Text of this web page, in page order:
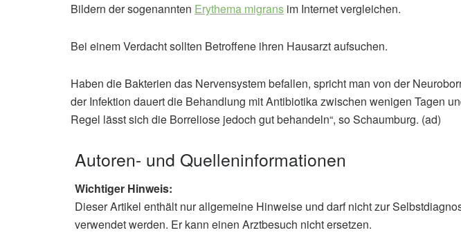
Bildern der sogenannten Erythema migrans im Internet vergleichen.
Bei einem Verdacht sollten Betroffene ihren Hausarzt aufsuchen.
Haben die Bakterien das Nervensystem befallen, spricht man von der
der Infektion dauert die Behandlung mit Antibiotika zwischen wenigen Tagen
Regel lässt sich die Borreliose jedoch gut behandeln“, so Schaumburg. (ad)
Autoren- und Quelleninformationen
Wichtiger Hinweis:
Dieser Artikel enthält nur allgemeine Hinweise und darf nicht zur
verwendet werden. Er kann einen Arztbesuch nicht ersetzen.